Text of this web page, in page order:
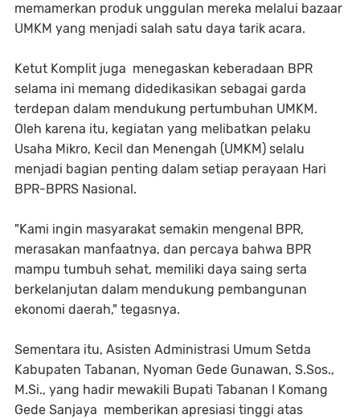
memamerkan produk unggulan mereka melalui bazaar
UMKM yang menjadi salah satu daya tarik acara.
Ketut Komplit juga menegaskan keberadaan BPR
selama ini memang didedikasikan sebagai garda
terdepan dalam mendukung pertumbuhan UMKM.
Oleh karena itu, kegiatan yang melibatkan pelaku
Usaha Mikro, Kecil dan Menengah (UMKM) selalu
menjadi bagian penting dalam setiap perayaan Hari
BPR-BPRS Nasional.
"Kami ingin masyarakat semakin mengenal BPR,
merasakan manfaatnya, dan percaya bahwa BPR
mampu tumbuh sehat, memiliki daya saing serta
berkelanjutan dalam mendukung pembangunan
ekonomi daerah," tegasnya.
Sementara itu, Asisten Administrasi Umum Setda
Kabupaten Tabanan, Nyoman Gede Gunawan, S.Sos.,
M.Si., yang hadir mewakili Bupati Tabanan I Komang
Gede Sanjaya memberikan apresiasi tinggi atas